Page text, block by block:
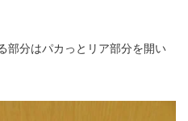
部分はパカっとリア部分を開い